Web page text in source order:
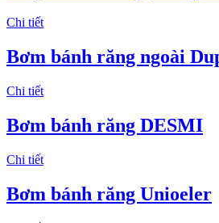
Chi tiết
Bơm bánh răng ngoài
Chi tiết
Bơm bánh răng DESMI
Chi tiết
Bơm bánh răng Unioeler